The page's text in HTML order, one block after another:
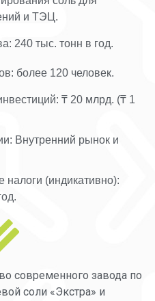
и ТЭЦ.
240 тыс. тонн в год.
более 120 человек.
₸ 20 млрд. (₸ 1
Внутренний рынок и
(индикативно):
современного завода по
соли «Экстра» и